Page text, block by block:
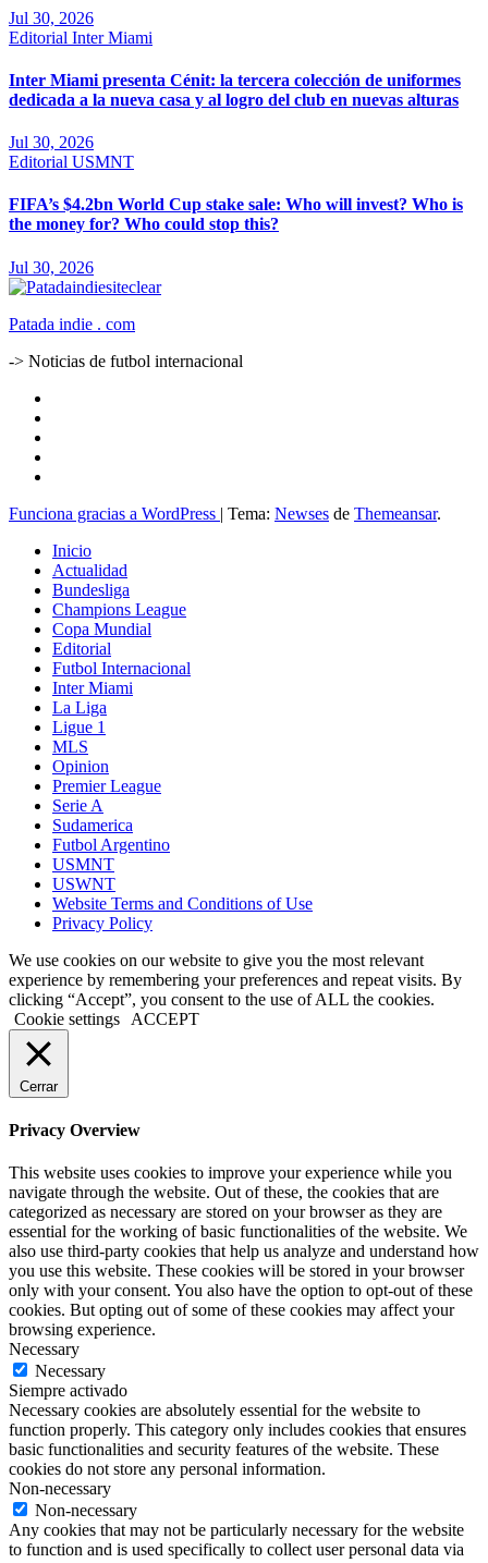
Jul 30, 2026
Editorial Inter Miami
Inter Miami presenta Cénit: la tercera colección de uniformes
dedicada a la nueva casa y al logro del club en nuevas alturas
Jul 30, 2026
Editorial USMNT
FIFA’s $4.2bn World Cup stake sale: Who will invest? Who is
the money for? Who could stop this?
Jul 30, 2026
Patada indie . com
-> Noticias de futbol internacional
Funciona gracias a WordPress | Tema: Newses de Themeansar.
Inicio
Actualidad
Bundesliga
Champions League
Copa Mundial
Editorial
Futbol Internacional
Inter Miami
La Liga
Ligue 1
MLS
Opinion
Premier League
Serie A
Sudamerica
Futbol Argentino
USMNT
USWNT
Website Terms and Conditions of Use
Privacy Policy
We use cookies on our website to give you the most relevant
experience by remembering your preferences and repeat visits. By
clicking “Accept”, you consent to the use of ALL the cookies.
Cookie settings
ACCEPT
Cerrar
Privacy Overview
This website uses cookies to improve your experience while you
navigate through the website. Out of these, the cookies that are
categorized as necessary are stored on your browser as they are
essential for the working of basic functionalities of the website. We
also use third-party cookies that help us analyze and understand how
you use this website. These cookies will be stored in your browser
only with your consent. You also have the option to opt-out of these
cookies. But opting out of some of these cookies may affect your
browsing experience.
Necessary
Necessary
Siempre activado
Necessary cookies are absolutely essential for the website to
function properly. This category only includes cookies that ensures
basic functionalities and security features of the website. These
cookies do not store any personal information.
Non-necessary
Non-necessary
Any cookies that may not be particularly necessary for the website
to function and is used specifically to collect user personal data via